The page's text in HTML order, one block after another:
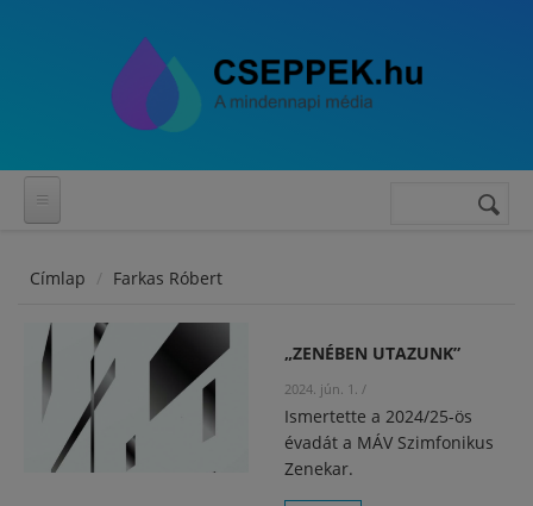
Keresés
Címlap Farkas Róbert
„ZENÉBEN UTAZUNK”
2024. jún. 1. /
Ismertette a 2024/25-ös
évadát a MÁV Szimfonikus
Zenekar.